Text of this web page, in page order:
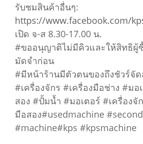
รับชมสินค้าอื่นๆ:
https://www.facebook.com/
เปิด จ-ส 8.30-17.00 น.
#ขออนุญาติไม่มีคิวและให้สิทธิผู้
มัดจำก่อน
#มีหน้าร้านมีตัวตนของถึงชัวร์จัด
#เครื่องจักร #เครื่องมือช่าง #ม
สอง #ปั้มน้ำ #มอเตอร์ #เครื่อง
มือสอง#usedmachine
#machine#kps #kpsmachine